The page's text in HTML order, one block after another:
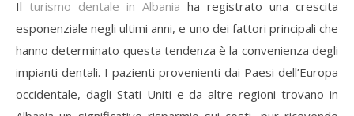
Il turismo dentale in Albania ha registrato una crescita
esponenziale negli ultimi anni, e uno dei fattori principali che
hanno determinato questa tendenza è la convenienza degli
impianti dentali. I pazienti provenienti dai Paesi dell’Europa
occidentale, dagli Stati Uniti e da altre regioni trovano in